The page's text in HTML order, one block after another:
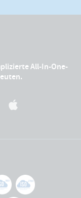
All-In-One-